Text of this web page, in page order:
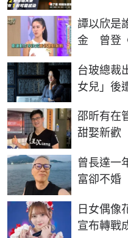
譚以欣是
金 曾登
台玻總裁
女兒」後
邵昕有在
甜娶新歡
曾長達一
富卻不婚
日女偶像
宣布轉戰